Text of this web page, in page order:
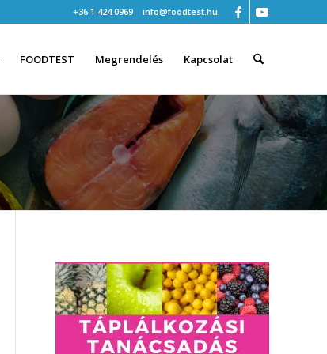
+36 1 424 0969 info@foodtest.hu
FOODTEST Megrendelés Kapcsolat